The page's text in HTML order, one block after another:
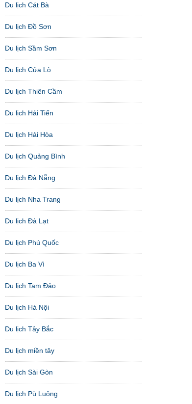
Du lịch Cát Bà
Du lịch Đồ Sơn
Du lịch Sầm Sơn
Du lịch Cửa Lò
Du lịch Thiên Cầm
Du lịch Hải Tiến
Du lịch Hải Hòa
Du lịch Quảng Bình
Du lịch Đà Nẵng
Du lịch Nha Trang
Du lịch Đà Lạt
Du lịch Phú Quốc
Du lịch Ba Vì
Du lịch Tam Đảo
Du lịch Hà Nội
Du lịch Tây Bắc
Du lịch miền tây
Du lịch Sài Gòn
Du lịch Pù Luông